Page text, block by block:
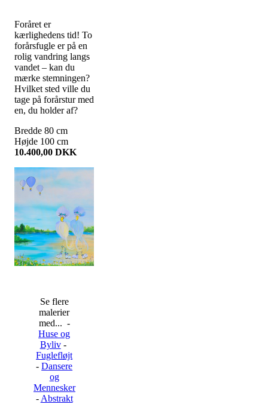
Foråret er
kærlighedens tid! To
forårsfugle er på en
rolig vandring langs
vandet – kan du
mærke stemningen?
Hvilket sted ville du
tage på forårstur med
en, du holder af?
Bredde 80 cm
Højde 100 cm
10.400,00 DKK
Se flere
malerier
med... -
Huse og
Byliv-
Fuglefløjt
-Dansere
og
Mennesker
- Abstrakt